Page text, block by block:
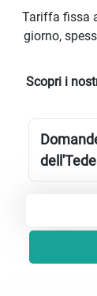
Tariffa fissa
giorno,
Scopri i